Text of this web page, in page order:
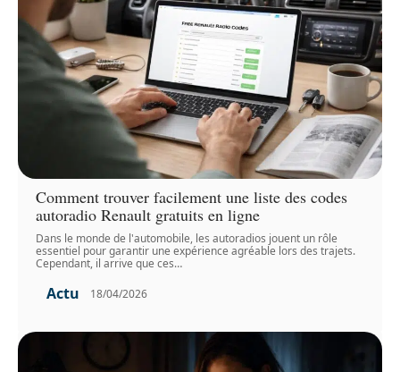
Comment trouver facilement une liste des codes
autoradio Renault gratuits en ligne
Dans le monde de l'automobile, les autoradios jouent un rôle
essentiel pour garantir une expérience agréable lors des trajets.
Cependant, il arrive que ces…
Actu 18/04/2026